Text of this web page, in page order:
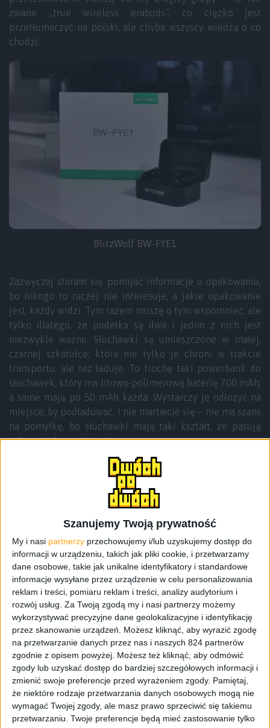
Szanujemy Twoją prywatność
My i nasi partnerzy przechowujemy i/lub uzyskujemy dostęp do
informacji w urządzeniu, takich jak pliki cookie, i przetwarzamy
dane osobowe, takie jak unikalne identyfikatory i standardowe
informacje wysyłane przez urządzenie w celu personalizowania
reklam i treści, pomiaru reklam i treści, analizy audytorium i
rozwój usług. Za Twoją zgodą my i nasi partnerzy możemy
wykorzystywać precyzyjne dane geolokalizacyjne i identyfikację
przez skanowanie urządzeń. Możesz kliknąć, aby wyrazić zgodę
na przetwarzanie danych przez nas i naszych 824 partnerów
zgodnie z opisem powyżej. Możesz też kliknąć, aby odmówić
zgody lub uzyskać dostęp do bardziej szczegółowych informacji i
zmienić swoje preferencje przed wyrażeniem zgody. Pamiętaj,
że niektóre rodzaje przetwarzania danych osobowych mogą nie
wymagać Twojej zgody, ale masz prawo sprzeciwić się takiemu
przetwarzaniu. Twoje preferencje będą mieć zastosowanie tylko
zwane „true wireless erabuds”, co ciężko jest
przetłumaczyć na polski, ale chyba wszyscy wiedzą o co
chodzi.
BlitzWolf BW-FYE1
Zazwyczaj staram się pomijać informacje o opakowaniu,
bo nikogo to raczej nie interesuje, a jakie opakowanie
jest, każdy widzi. Tym razem muszę o tym wspomnieć, ale
tylko dlatego, że pudełka są dwa i jedno z nich jest
niezwykle ważne. Słuchawki są umieszczone w małej,
czarnej szkatułce, która nie tylko je chroni w trakcie
transportu, ale też ładuje. To trochę taki powerbank do
słuchawek, który ma litowo-polimerową baterię 700 mAh,
a same mają po 50 mAh każda. Wystarczy je odłożyć na
miejsce, by podładować. I nie martwcie się – nie ma szans
na pomyłkę, bo słuchawki mają taki kształt, że pasują
tylko w jednym ułożeniu.
Pudełko jest niewielkie i razem ze słuchawkami waży
około 60 gramów. Bez problemu schowany jest
przykładowo w kieszeni spodni czy damskiej torebce
(gorzej w drugą stronę, gdy będziemy chcieli je stamtąd
wyjąć). Pudełko ładujemy przez microUSB, a o stanie
naładowania sygnalizuje nas 4-stopniowy wskaźnik.
Nie jestem zaskoczony tym, że pudełko z obu stron jest
zabezpieczone folią, a to dlatego, że rysuje się i zbiera
tłuste zabrudzenia jak oszalałe. Poważnie, kilka razy